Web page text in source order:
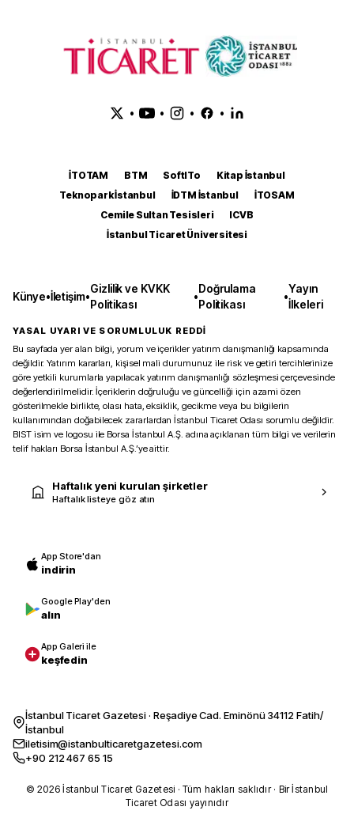
• • • •
İTOTAM BTM SoftITo
Kitap İstanbul
Teknopark İstanbul
İDTM İstanbul
İTOSAM
Cemile Sultan Tesisleri
ICVB
İstanbul Ticaret Üniversitesi
Künye•İletişim•
Gizlilik ve KVKK
Politikası
•
Doğrulama
Politikası
•
Yayın
İlkeleri
YASAL UYARI VE SORUMLULUK REDDİ
Bu sayfada yer alan bilgi, yorum ve içerikler yatırım danışmanlığı kapsamında
değildir. Yatırım kararları, kişisel mali durumunuz ile risk ve getiri tercihlerinize
göre yetkili kurumlarla yapılacak yatırım danışmanlığı sözleşmesi çerçevesinde
değerlendirilmelidir. İçeriklerin doğruluğu ve güncelliği için azami özen
gösterilmekle birlikte, olası hata, eksiklik, gecikme veya bu bilgilerin
kullanımından doğabilecek zararlardan İstanbul Ticaret Odası sorumlu değildir.
BIST isim ve logosu ile Borsa İstanbul A.Ş. adına açıklanan tüm bilgi ve verilerin
telif hakları Borsa İstanbul A.Ş.’ye aittir.
Haftalık yeni kurulan şirketler
Haftalık listeye göz atın
App Store'dan
indirin
Google Play'den
alın
App Galeri ile
keşfedin
İstanbul Ticaret Gazetesi · Reşadiye Cad. Eminönü 34112 Fatih/
İstanbul
iletisim@istanbulticaretgazetesi.com
+90 212 467 65 15
© 2026 İstanbul Ticaret Gazetesi · Tüm hakları saklıdır · Bir İstanbul
Ticaret Odası yayınıdır